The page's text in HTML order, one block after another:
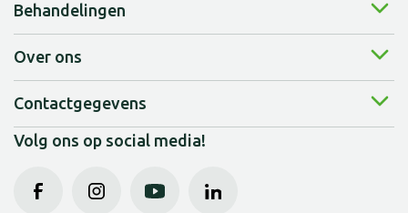
Wonen bij ons
Overdag bij ons
Behandelingen
Expertises
Behandelingen
Fysiotherapie
Ergotherapie
Dieet- en voedingsadvies
Alle behandelingen
Over ons
Over ons
Organisatie
Samen doen
Contactgegevens
Centraal Bureau
4707 ZH Roosendaal
088 - 55 740 00
Volg ons op social media!